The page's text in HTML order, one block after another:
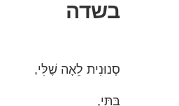
בשדה
סְנוּנִית לֵאָה שֶׁלִּי,
בִּתִּי,